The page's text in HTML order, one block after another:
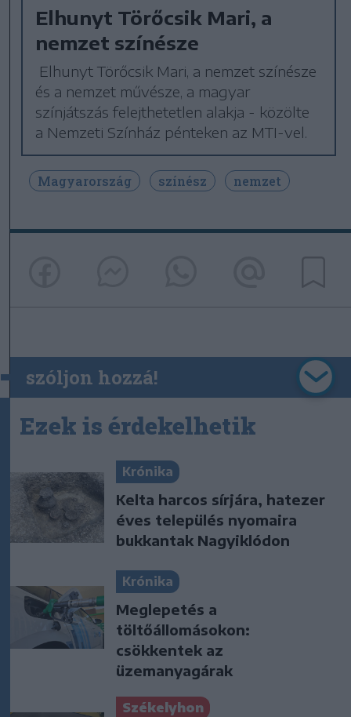
Elhunyt Törőcsik Mari, a
nemzet színésze
Elhunyt Törőcsik Mari, a nemzet színésze
és a nemzet művésze, a magyar
színjátszás felejthetetlen alakja - közölte
a Nemzeti Színház pénteken az MTI-vel.
Magyarország színész nemzet
szóljon hozzá!
Ezek is érdekelhetik
Krónika
Kelta harcos sírjára, hatezer
éves település nyomaira
bukkantak Nagyiklódon
Krónika
Meglepetés a
töltőállomásokon:
csökkentek az
üzemanyagárak
Székelyhon